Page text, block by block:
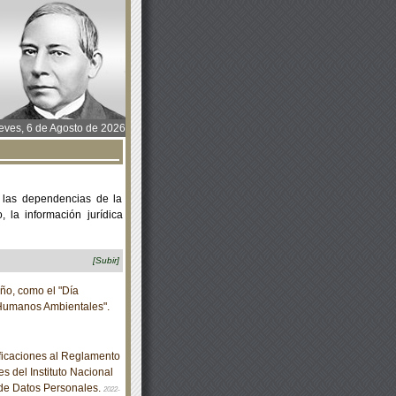
6 de Agosto de 2026
dependencias de la
la información jurídica
[Subir]
como el "Día
Ambientales".
al Reglamento
del Instituto Nacional
Datos Personales. 2022-